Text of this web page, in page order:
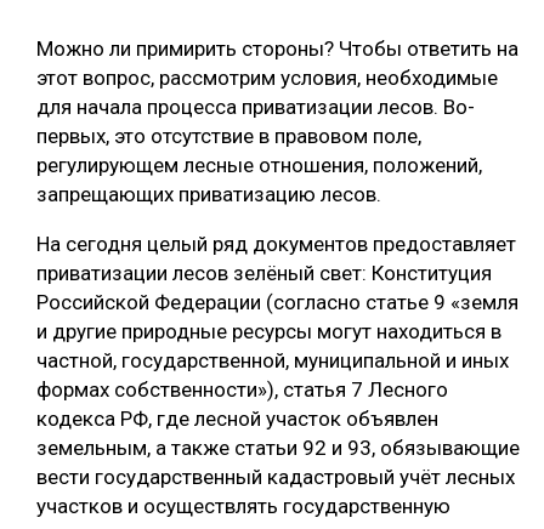
Можно ли примирить стороны? Чтобы ответить на
этот вопрос, рассмотрим условия, необходимые
для начала процесса приватизации лесов. Во-
первых, это отсутствие в правовом поле,
регулирующем лесные отношения, положений,
запрещающих приватизацию лесов.
На сегодня целый ряд документов предоставляет
приватизации лесов зелёный свет: Конституция
Российской Федерации (согласно статье 9 «земля
и другие природные ресурсы могут находиться в
частной, государственной, муниципальной и иных
формах собственности»), статья 7 Лесного
кодекса РФ, где лесной участок объявлен
земельным, а также статьи 92 и 93, обязывающие
вести государственный кадастровый учёт лесных
участков и осуществлять государственную